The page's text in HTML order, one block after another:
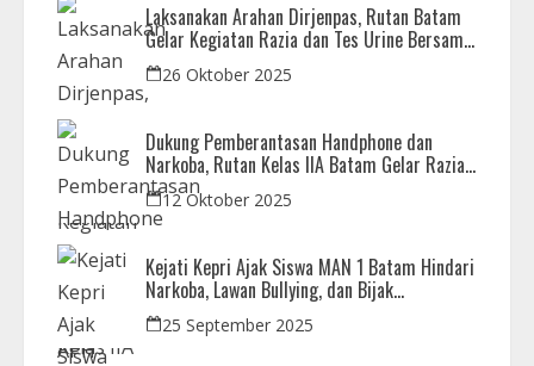
Laksanakan Arahan Dirjenpas, Rutan Batam
Gelar Kegiatan Razia dan Tes Urine Bersama
APH26 Oktober 2025
Dukung Pemberantasan Handphone dan
Narkoba, Rutan Kelas IIA Batam Gelar Razia
Bersama Aparat Penegak Hukum
12 Oktober 2025
Kejati Kepri Ajak Siswa MAN 1 Batam Hindari
Narkoba, Lawan Bullying, dan Bijak
Bermedsos
25 September 2025